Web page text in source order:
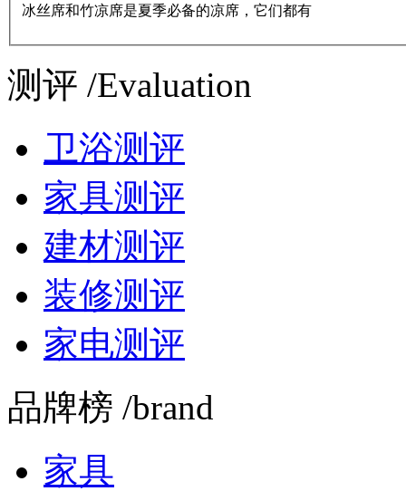
冰丝席和竹凉席是夏季必备的凉席，它们都有
测评 /Evaluation
卫浴测评
家具测评
建材测评
装修测评
家电测评
品牌榜 /brand
家具